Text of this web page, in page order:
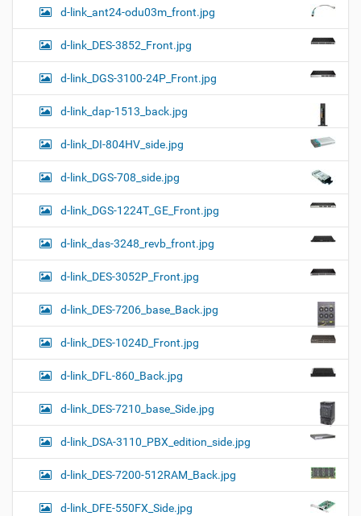
d-link_ant24-odu03m_front.jpg
d-link_DES-3852_Front.jpg
d-link_DGS-3100-24P_Front.jpg
d-link_dap-1513_back.jpg
d-link_DI-804HV_side.jpg
d-link_DGS-708_side.jpg
d-link_DGS-1224T_GE_Front.jpg
d-link_das-3248_revb_front.jpg
d-link_DES-3052P_Front.jpg
d-link_DES-7206_base_Back.jpg
d-link_DES-1024D_Front.jpg
d-link_DFL-860_Back.jpg
d-link_DES-7210_base_Side.jpg
d-link_DSA-3110_PBX_edition_side.jpg
d-link_DES-7200-512RAM_Back.jpg
d-link_DFE-550FX_Side.jpg